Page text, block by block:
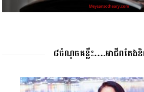
៨ចំណុចគន្លឹះ….អាជីពតែងនិ